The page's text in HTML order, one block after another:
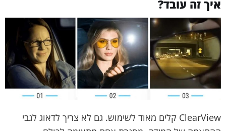
איך זה עובד?
ClearView קלים מאוד לשימוש. גם לא צריך לדאוג לגבי